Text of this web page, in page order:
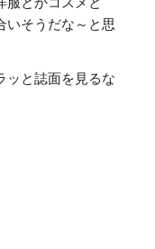
いそうだな～と思
と誌面を見るな